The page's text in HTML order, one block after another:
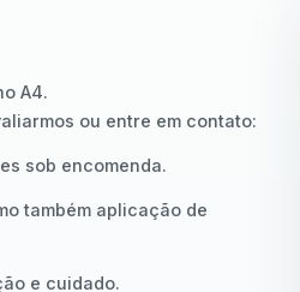
A4.
ou entre em contato:
sob encomenda.
também aplicação de
e cuidado.